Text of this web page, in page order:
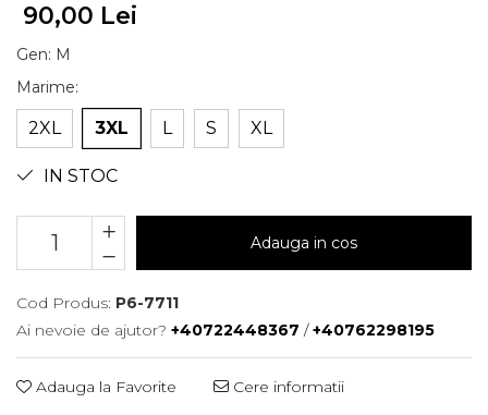
90,00 Lei
Gen: M
Marime:
2XL 3XL L S XL
IN STOC
Adauga in cos
Cod Produs: P6-7711
Ai nevoie de ajutor? +40722448367 /+40762298195
Adauga la Favorite Cere informatii